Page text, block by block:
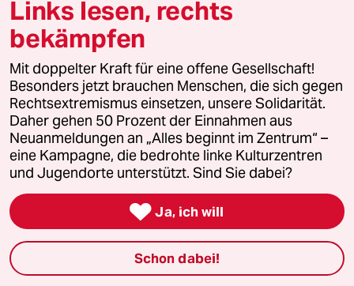
© 2026 taz Verlags und Vertriebs GmbH
Alle Rechte vorbehalten. Bei rechtlichen Fragen oder für Genehmigungen
wenden Sie sich bitte an
lizenzen@taz.de
Feedback Redaktionsstatut Kommune-Richtlinien
Leitlinie Informant Datenschutz Impressum AGB
Seitenwende Einwilligungen widerrufen (Ads)
Links lesen, rechts
bekämpfen
Mit doppelter Kraft für eine offene Gesellschaft!
Besonders jetzt brauchen Menschen, die sich gegen
Rechtsextremismus einsetzen, unsere Solidarität.
Daher gehen 50 Prozent der Einnahmen aus
Neuanmeldungen an „Alles beginnt im Zentrum“ –
eine Kampagne, die bedrohte linke Kulturzentren
und Jugendorte unterstützt. Sind Sie dabei?
 Ja, ich will
Schon dabei!